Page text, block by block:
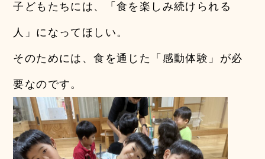
子どもたちには、「食を楽しみ続けられる
人」になってほしい。
そのためには、食を通じた「感動体験」が必
要なのです。